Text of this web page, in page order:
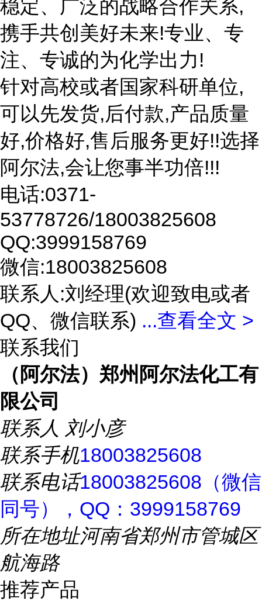
稳定、广泛的战略合作关系,
携手共创美好未来!专业、专
注、专诚的为化学出力!
针对高校或者国家科研单位,
可以先发货,后付款,产品质量
好,价格好,售后服务更好!!选择
阿尔法,会让您事半功倍!!!
电话:0371-
53778726/18003825608
QQ:3999158769
微信:18003825608
联系人:刘经理(欢迎致电或者
QQ、微信联系) ...查看全文 >
联系我们
（阿尔法）郑州阿尔法化工有
限公司
联系人 刘小彦
联系手机18003825608
联系电话18003825608（微信
同号），QQ：3999158769
所在地址河南省郑州市管城区
航海路
推荐产品